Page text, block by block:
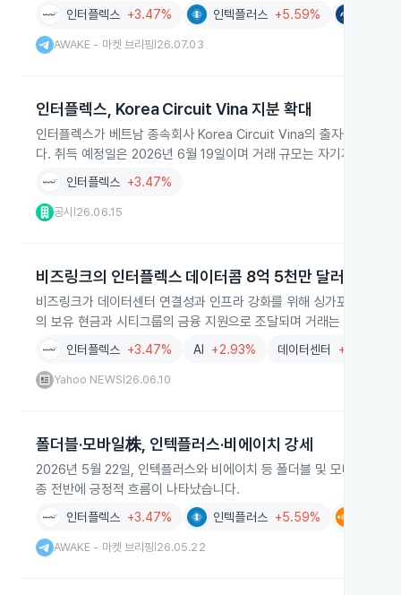
인터플렉스 +3.47% 인텍플러스 +5.59%
AWAKE - 마켓 브리핑 26.07.03
인터플렉스, Korea Circuit Vina 지분 확대
인터플렉스가 베트남 종속회사 Korea Circuit Vina의 출자증권을
다. 취득 예정일은 2026년 6월 19일이며 거래 규모는 자기자본 대비
인터플렉스 +3.47%
공시 26.06.15
비즈링크의 인터플렉스 데이터콤 8억 5천만 달러 현금 인
비즈링크가 데이터센터 연결성과 인프라 강화를 위해 싱가포르의 인
의 보유 현금과 시티그룹의 금융 지원으로 조달되며 거래는 2026년
인터플렉스 +3.47% AI +2.93% 데이터센터 +0.26%
Yahoo NEWS 26.06.10
폴더블·모바일株, 인텍플러스·비에이치 강세
2026년 5월 22일, 인텍플러스와 비에이치 등 폴더블 및 모바일 관
종 전반에 긍정적 흐름이 나타났습니다.
인터플렉스 +3.47% 인텍플러스 +5.59%
AWAKE - 마켓 브리핑 26.05.22